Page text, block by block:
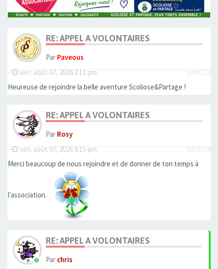
RE: APPEL A VOLONTAIRES
Par Paveous
-
ven. août 07, 2026 3:11 pm
#359272
Heureuse de rejoindre la belle aventure Scoliose&Partage !
RE: APPEL A VOLONTAIRES
Par Rosy
-
ven. août 07, 2026 8:15 pm
#359274
Merci beaucoup de nous rejoindre et de donner de ton temps à
l'association.
RE: APPEL A VOLONTAIRES
Par chris